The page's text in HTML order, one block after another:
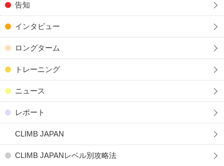
告知
インタビュー
ロングターム
トレーニング
ニュース
レポート
CLIMB JAPAN
CLIMB JAPANレベル別攻略法